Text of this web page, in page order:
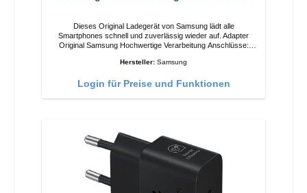
Dieses Original Ladegerät von Samsung lädt alle
Smartphones schnell und zuverlässig wieder auf. Adapter
Original Samsung Hochwertige Verarbeitung Anschlüsse:
Hersteller: Samsung
Login für Preise und Funktionen